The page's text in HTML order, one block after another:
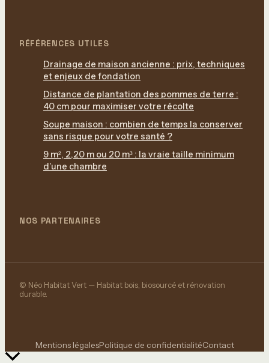
RÉFÉRENCES UTILES
Drainage de maison ancienne : prix, techniques
et enjeux de fondation
Distance de plantation des pommes de terre :
40 cm pour maximiser votre récolte
Soupe maison : combien de temps la conserver
sans risque pour votre santé ?
9 m², 2,20 m ou 20 m³ : la vraie taille minimum
d’une chambre
NOS PARTENAIRES
© Néo Habitat Vert — Habitat bois, biosourcé et rénovation
durable.
Mentions légalesPolitique de confidentialitéContact